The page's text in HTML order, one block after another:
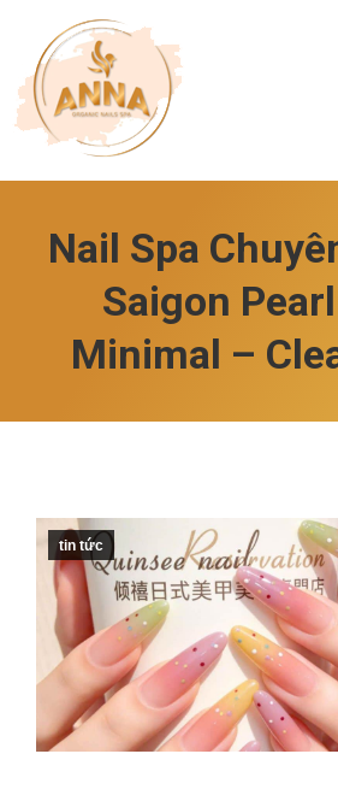
Nail Spa
Saigon
Minimal –
tin tức